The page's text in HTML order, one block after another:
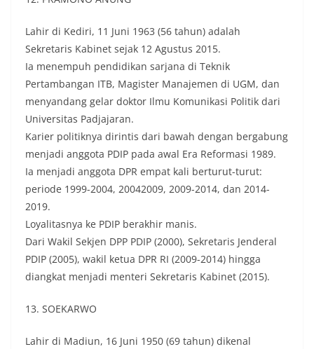
Lahir di Kediri, 11 Juni 1963 (56 tahun) adalah
Sekretaris Kabinet sejak 12 Agustus 2015.
Ia menempuh pendidikan sarjana di Teknik
Pertambangan ITB, Magister Manajemen di UGM, dan
menyandang gelar doktor Ilmu Komunikasi Politik dari
Universitas Padjajaran.
Karier politiknya dirintis dari bawah dengan bergabung
menjadi anggota PDIP pada awal Era Reformasi 1989.
Ia menjadi anggota DPR empat kali berturut-turut:
periode 1999-2004, 20042009, 2009-2014, dan 2014-
2019.
Loyalitasnya ke PDIP berakhir manis.
Dari Wakil Sekjen DPP PDIP (2000), Sekretaris Jenderal
PDIP (2005), wakil ketua DPR RI (2009-2014) hingga
diangkat menjadi menteri Sekretaris Kabinet (2015).
13. SOEKARWO
Lahir di Madiun, 16 Juni 1950 (69 tahun) dikenal